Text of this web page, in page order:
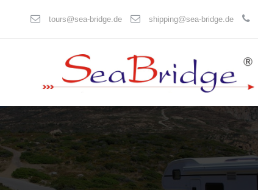
tours@sea-bridge.de shipping@sea-bridge.de